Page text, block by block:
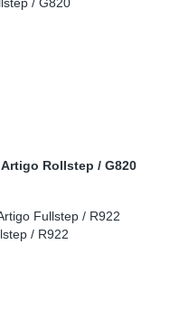
Artigo Rollstep / G820